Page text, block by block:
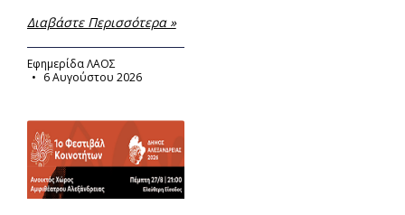
Διαβάστε Περισσότερα »
Εφημερίδα ΛΑΟΣ
6 Αυγούστου 2026